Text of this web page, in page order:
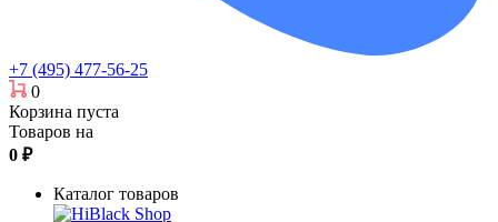
+7 (495) 477-56-25
0
Корзина пуста
Товаров на
0 ₽
Каталог товаров